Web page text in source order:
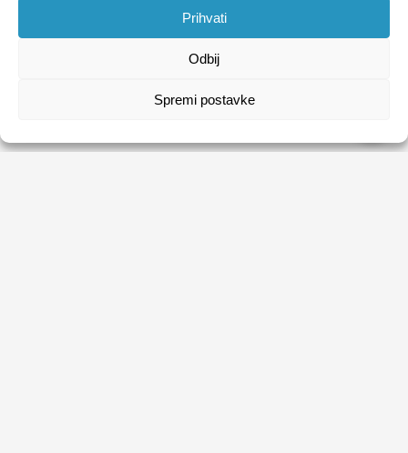
Prihvati
Odbij
Spremi postavke